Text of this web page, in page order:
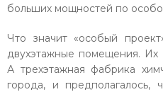
больших мощностей по
Что значит «особый
двухэтажные помещения. Их
А трехэтажная фабрика
города, и предполагалось,